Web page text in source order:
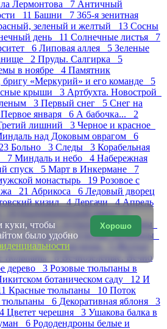
Лермонтова 7 Античный
11 Башни 7 365-я зенитная
зеленый и желтый 13 Сосны
день 11 Солнечные листья 7
6 Липовая аллея 5 Зеленые
2 Пруды. Салгирка 5
в ноябре 4 Памятник
бригу «Меркурий» и его команде 5
крыши 3 Артбухта. Новострой
3 Первый снег 5 Снег на
Первое января 6 А бабочка... 2
лишний 3 Черное и красное
над Доковым оврагом 6
Больно 3 Следы 3 Корабельная
7 Миндаль и небо 4 Набережная
спуск 5 Март в Инкермане 7
монастырь 19 Розовое с
21 Абрикоса 6 Ледовый дворец
кизил 4Дергачи 4Апрель
10
Екатерининский сквер 5
и крыши 4
Охота на тюльпаны
тюльпанов 8
Белые тюльпаны
Изящная мощь 5
тюльпаны 8
Вечнозеленые. Вечно
дерево 3 Розовые тюльпаны в
ботаническом саду 12 И
Красные тюльпаны 10 Поток
тюльпаны 6 Декоративная яблоня 3
Цветет черешня 3 Ушакова балка в
6 Рододендроны белые и
Хорошо
куки, чтобы
было удобно